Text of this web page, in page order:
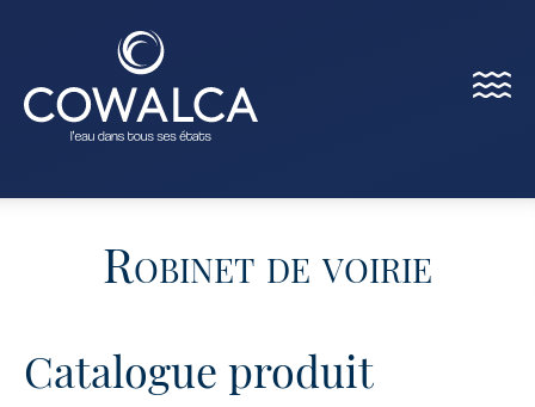
Menu
Robinet de voirie
Catalogue produit